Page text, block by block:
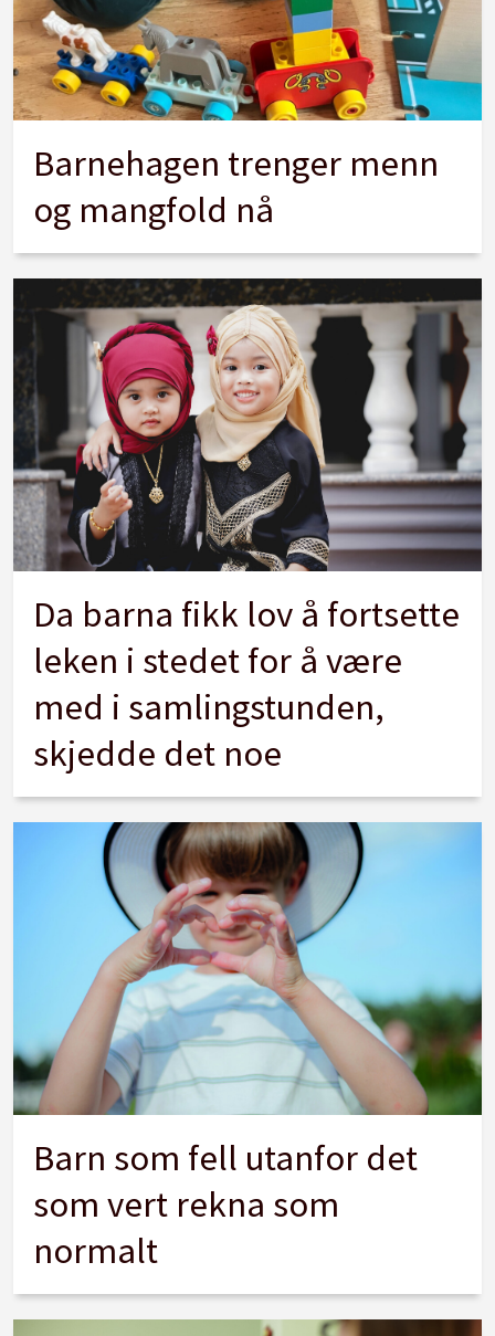
Barnehagen trenger menn
og mangfold nå
Da barna fikk lov å fortsette
leken i stedet for å være
med i samlingstunden,
skjedde det noe
Barn som fell utanfor det
som vert rekna som
normalt